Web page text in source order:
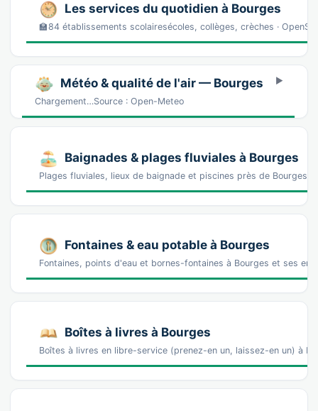
Les services du quotidien à Bourges
🏫84 établissements scolairesécoles, collèges, crèches ·
Météo & qualité de l'air — Bourges
Chargement…Source : Open-Meteo
Baignades & plages fluviales à Bourges
Plages fluviales, lieux de baignade et piscines près de Bourges
Fontaines & eau potable à Bourges
Fontaines, points d'eau et bornes-fontaines à Bourges et ses
Boîtes à livres à Bourges
Boîtes à livres en libre-service (prenez-en un, laissez-en un) à